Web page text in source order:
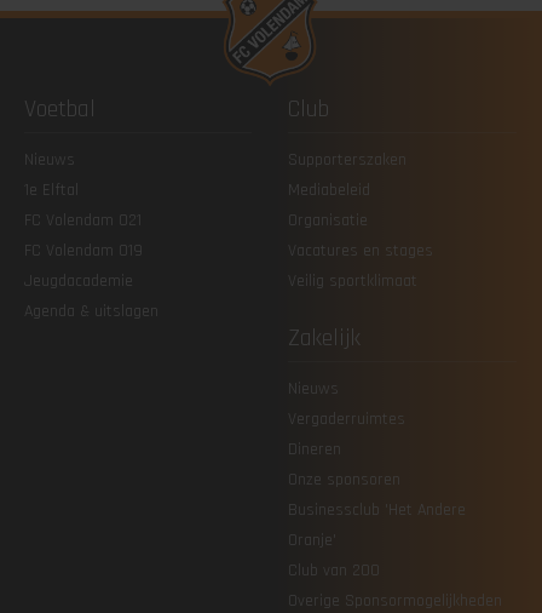
Voetbal
Nieuws
1e Elftal
FC Volendam O21
FC Volendam O19
Jeugdacademie
Agenda & uitslagen
Club
Supporterszaken
Mediabeleid
Organisatie
Vacatures en stages
Veilig sportklimaat
Zakelijk
Nieuws
Vergaderruimtes
Dineren
Onze sponsoren
Businessclub 'Het Andere
Oranje'
Club van 200
Overige Sponsormogelijkheden